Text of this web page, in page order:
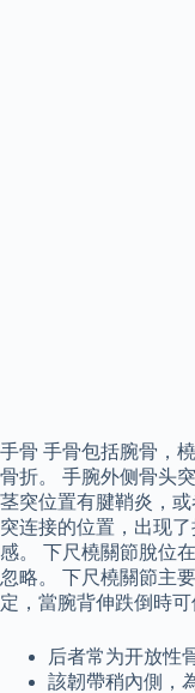
手骨 手骨包括腕骨，
骨折。 手腕外侧骨头
茎突位置有腱鞘炎，
突连接的位置，出现
感。 下尺橈關節脫位
忽略。 下尺橈關節主
定，當腕背伸跌倒時
后者常为开放性
該韌帶稍內側，